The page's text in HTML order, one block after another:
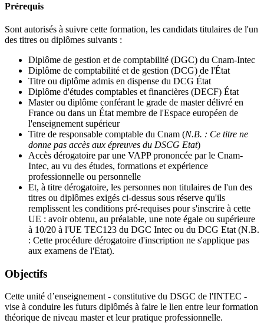
Prérequis
Sont autorisés à suivre cette formation, les candidats titulaires de l'un
des titres ou diplômes suivants :
Diplôme de gestion et de comptabilité (DGC) du Cnam-Intec
Diplôme de comptabilité et de gestion (DCG) de l'État
Titre ou diplôme admis en dispense du DCG État
Diplôme d'études comptables et financières (DECF) État
Master ou diplôme conférant le grade de master délivré en
France ou dans un État membre de l'Espace européen de
l'enseignement supérieur
Titre de responsable comptable du Cnam (N.B. : Ce titre ne
donne pas accès aux épreuves du DSCG Etat)
Accès dérogatoire par une VAPP prononcée par le Cnam-
Intec, au vu des études, formations et expérience
professionnelle ou personnelle
Et, à titre dérogatoire, les personnes non titulaires de l'un des
titres ou diplômes exigés ci-dessus sous réserve qu'ils
remplissent les conditions pré-requises pour s'inscrire à cette
UE : avoir obtenu, au préalable, une note égale ou supérieure
à 10/20 à l'UE TEC123 du DGC Intec ou du DCG Etat (N.B.
: Cette procédure dérogatoire d'inscription ne s'applique pas
aux examens de l'Etat).
Objectifs
Cette unité d’enseignement - constitutive du DSGC de l'INTEC -
vise à conduire les futurs diplômés à faire le lien entre leur formation
théorique de niveau master et leur pratique professionnelle.